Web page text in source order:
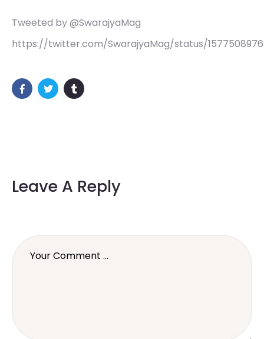
Tweeted by @SwarajyaMag
https://twitter.com/SwarajyaMag/status/
Leave A Reply